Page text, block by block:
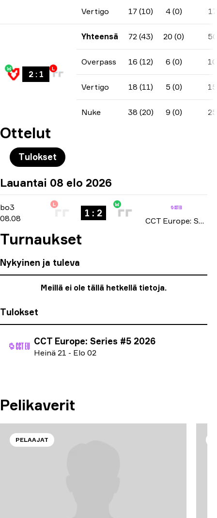
Vertigo 17 (10) 4 (0) 17
W
2: 1
L
Yhteensä 72 (43) 20 (0) 50
Overpass 16 (12) 6 (0) 10
Vertigo 18 (11) 5 (0) 15
Nuke 38 (20) 9 (0) 25
Ottelut
Tulokset
Lauantai 08 elo 2026
bo3 -bo3
08.08
L
1 : 2
W
CCT Europe: Series #6 2026
Turnaukset
Nykyinen ja tuleva
Meillä ei ole tällä hetkellä tietoja.
Tulokset
CCT Europe: Series #5 2026
Heinä 21 - Elo 02
Pelikaverit
PELAAJAT